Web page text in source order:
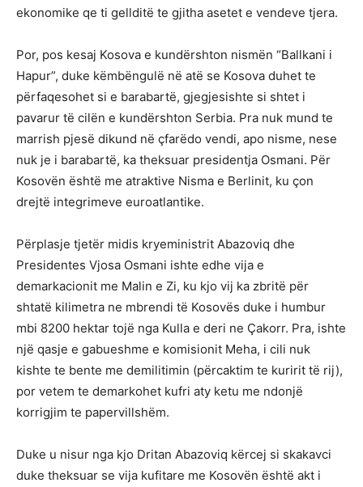
ekonomike qe ti gellditë te gjitha asetet e vendeve tjera.
Por, pos kesaj Kosova e kundërshton nismën “Ballkani i
Hapur”, duke këmbëngulë në atë se Kosova duhet te
përfaqesohet si e barabartë, gjegjesishte si shtet i
pavarur të cilën e kundërshton Serbia. Pra nuk mund te
marrish pjesë dikund në çfarëdo vendi, apo nisme, nese
nuk je i barabartë, ka theksuar presidentja Osmani. Për
Kosovën është me atraktive Nisma e Berlinit, ku çon
drejtë integrimeve euroatlantike.
Përplasje tjetër midis kryeministrit Abazoviq dhe
Presidentes Vjosa Osmani ishte edhe vija e
demarkacionit me Malin e Zi, ku kjo vij ka zbritë për
shtatë kilimetra ne mbrendi të Kosovës duke i humbur
mbi 8200 hektar tojë nga Kulla e deri ne Çakorr. Pra, ishte
një qasje e gabueshme e komisionit Meha, i cili nuk
kishte te bente me demilitimin (përcaktim te kuririt të rij),
por vetem te demarkohet kufri aty ketu me ndonjë
korrigjim te papervillshëm.
Duke u nisur nga kjo Dritan Abazoviq kërcej si skakavci
duke theksuar se vija kufitare me Kosovën është akt i